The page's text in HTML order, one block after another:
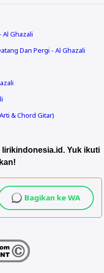
Al Ghazali
Dan Pergi - Al Ghazali
& Chord Gitar)
Yuk ikuti
Bagikan ke WA